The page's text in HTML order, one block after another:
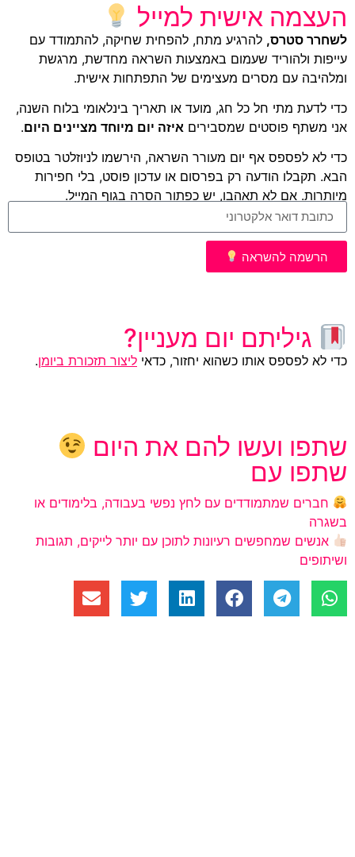
העצמה אישית למייל
לשחרר סטרס, להרגיע מתח, להפחית שחיקה, להתמודד עם
עייפות ולהוריד שעמום באמצעות השראה מחדשת, מרגשת
ומלהיבה עם מסרים מעצימים של התפתחות אישית.
כדי לדעת מתי חל כל חג, מועד או תאריך בינלאומי בלוח השנה,
אני משתף פוסטים שמסבירים איזה יום מיוחד מציינים היום.
כדי לא לפספס אף יום מעורר השראה, הירשמו לניוזלטר בטופס
הבא. תקבלו הודעה רק בפרסום או עדכון פוסט, בלי חפירות
מיותרות. אם לא תאהבו, יש כפתור הסרה בגוף המייל.
הרשמה להשראה
גיליתם יום מעניין?
כדי לא לפספס אותו כשהוא יחזור, כדאי ליצור תזכורת ביומן.
שתפו ועשו להם את היום
שתפו עם
חברים שמתמודדים עם לחץ נפשי בעבודה, בלימודים או
בשגרה
אנשים שמחפשים רעיונות לתוכן עם יותר לייקים, תגובות
ושיתופים